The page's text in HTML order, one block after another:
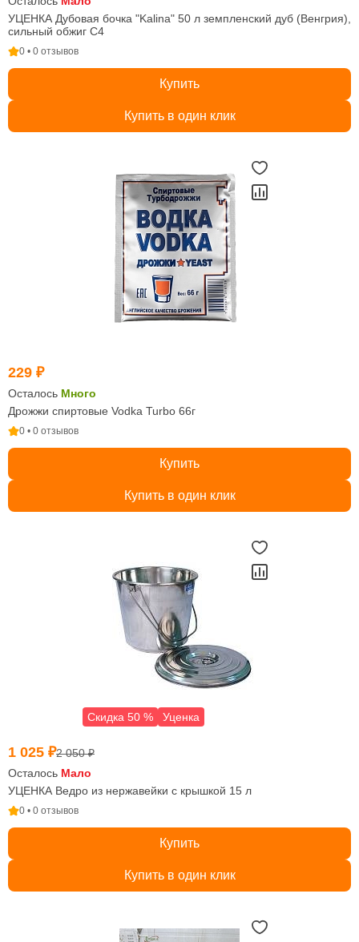
УЦЕНКА Дубовая бочка "Kalina" 50 л земпленский дуб (Венгрия),
сильный обжиг C4
0 • 0 отзывов
Купить
Купить в один клик
229 ₽
Осталось Много
Дрожжи спиртовые Vodka Turbo 66г
0 • 0 отзывов
Купить
Купить в один клик
Скидка 50 % Уценка
1 025 ₽2 050 ₽
Осталось Мало
УЦЕНКА Ведро из нержавейки с крышкой 15 л
0 • 0 отзывов
Купить
Купить в один клик